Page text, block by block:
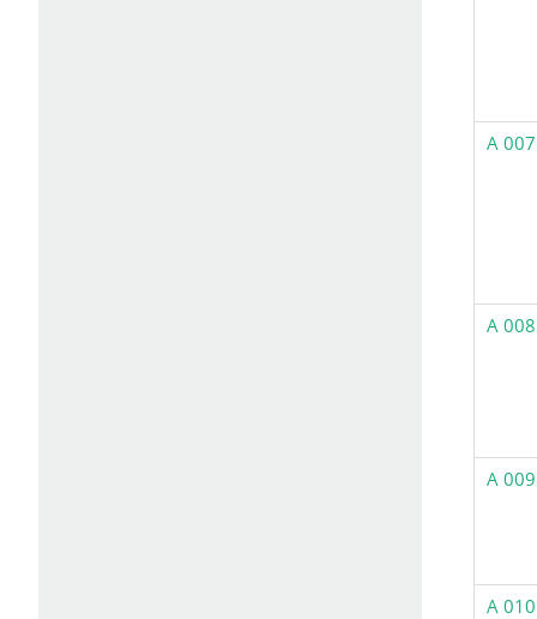
A 007
A 008
A 009
A 010